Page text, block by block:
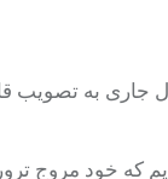
که خود مروج